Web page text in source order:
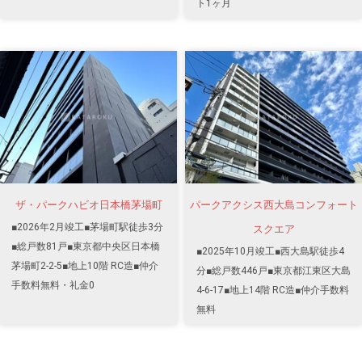
ト1ヶ月
ザ・パークハビオ日本橋茅場町
■2026年2月竣工■茅場町駅徒歩3分
■総戸数81戸■東京都中央区日本橋
茅場町2-2-5■地上10階 RC造■仲介
手数料無料・礼金0
パークアクシス西大島コンフォート
スクエア
■2025年10月竣工■西大島駅徒歩4
分■総戸数446戸■東京都江東区大島
4-6-17■地上14階 RC造■仲介手数料
無料